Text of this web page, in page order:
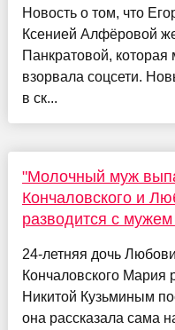
Новость о том, что
Ксенией Алфёровой
Панкратовой, которая
взорвала соцсети.
в ск...
"Молочный муж
Кончаловского и
разводится с
24-летняя дочь
Кончаловского Мария
Никитой Кузьминым
она рассказала сама